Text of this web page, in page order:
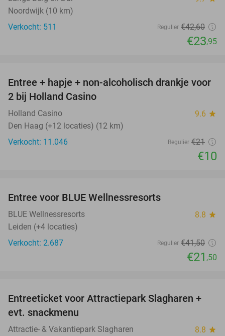
Noordwijk (10 km)
Verkocht: 511
Regulier €42,60
€23,95
52%
Entree + hapje + non-alcoholisch drankje voor
2 bij Holland Casino
Holland Casino 9.6 star
Den Haag (+12 locaties) (12 km)
Verkocht: 11.046
Regulier €21
€10
Entree voor BLUE Wellnessresorts
BLUE Wellnessresorts 8.8 star
Leiden (+4 locaties)
Verkocht: 2.687
Regulier €41,50
€21 ,50
41%
Entreeticket voor Attractiepark Slagharen +
evt. snackmenu
Attractie- & Vakantiepark Slagharen 8.8 star